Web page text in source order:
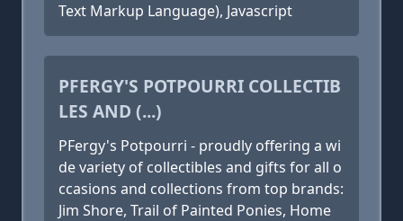
Text Markup Language), Javascript
PFERGY'S POTPOURRI COLLECTIB
LES AND (...)
PFergy's Potpourri - proudly offering a wi
de variety of collectibles and gifts for all o
ccasions and collections from top brands:
Jim Shore, Trail of Painted Ponies, Home